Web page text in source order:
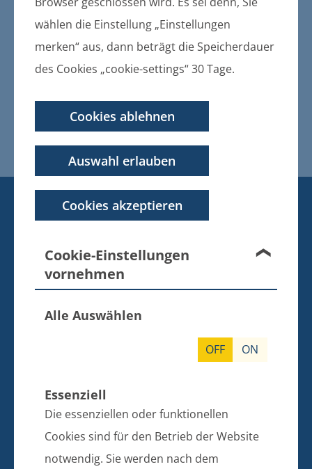
wählen die Einstellung „Einstellungen
merken“ aus, dann beträgt die Speicherdauer
des Cookies „cookie-settings“ 30 Tage.
Cookies ablehnen
Auswahl erlauben
Cookies akzeptieren
Cookie-Einstellungen
vornehmen
Alle Auswählen
OFF ON
Essenziell
Die essenziellen oder funktionellen
Cookies sind für den Betrieb der Website
notwendig. Sie werden nach dem
Wrangelsburg
08.10.2015
Bekanntmachung der Satzung über
Deckung der Beiträge und Umlagen
des Wasser- und Bodenverbandes
KONTAKT
BANKVERBINDUNG
Amt Züssow
Dorfstraße 6
17495 Züssow
Telefon: 038355 643 0
IBAN: DE97 1505 0500 0430 0067 99
BIC: NOLADE21GRW
SPRECHZEITEN DER BÜRGERBÜROS